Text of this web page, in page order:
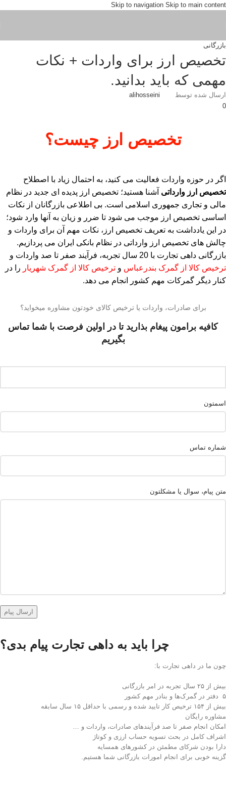
Skip to navigation Skip to main content
بازرگانی
تخصیص ارز برای واردات + نکات
مهمی که باید بدانید.
ارسال شده توسط
alihosseini
0
تخصیص ارز چیست؟
اگر در حوزه واردات فعالیت می کنید، به احتمال زیاد با اصطلاح
تخصیص ارز وارداتی آشنا هستید؛ تخصیص ارز پدیده ای جدید در نظام
مالی و تجاری جمهوری اسلامی است. بی اطلاعی بازرگانان از نکات
اساسی تخصیص ارز موجب می شود تا ضرر و زیان به آنها وارد شود؛
در این یادداشت به تعریف تخصیص ارز، نکات مهم آن برای واردات و
چالش های تخصیص ارز وارداتی در نظام بانکی ایران می پردازیم.
بازرگانی داهی تجارت با 20 سال تجربه، فرآیند صفر تا صد واردات و
ترخیص کالا از گمرک بندرعباس و ترخیص کالا از گمرک شهریار را در
کنار دیگر گمرکات مهم کشور انجام می دهد.
برای صادرات، واردات یا ترخیص کالای خودتون مشاوره میخواید؟
کافیه برامون پیغام بذارید تا در اولین فرصت با شما تماس
بگیریم
اسمتون
شماره تماس
متن پیام، سوال یا مشکلتون
چرا باید به داهی تجارت پیام بدی؟
چون ما در داهی تجارت با:
بیش از ۲۵ سال تجربه در امر بازرگانی
۵ دفتر در گمرک‌ها و بنادر مهم کشور
بیش از ۱۵۴ ترخیص کار تایید شده و رسمی با حداقل ۱۵ سال سابقه
مشاوره رایگان
امکان انجام صفر تا صد فرآیند‌های صادرات، واردات و …
اشراف کامل در بحث تسویه حساب ارزی و کوتاژ
دارا بودن شرکای مطمئن در کشور‌های همسایه
گزینه خوبی برای انجام امورات بازرگانی شما هستیم.